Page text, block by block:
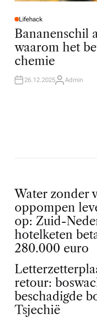
P
O
T
E
D
I
N
Lifehack
Bananenschil
waarom het
chemie
26.12.2025A
Admin
P
o
s
t
n
Water zonder
oppompen
op: Zuid-
hotelketen
280.000 euro
retour:
beschadigde
Tsjechië